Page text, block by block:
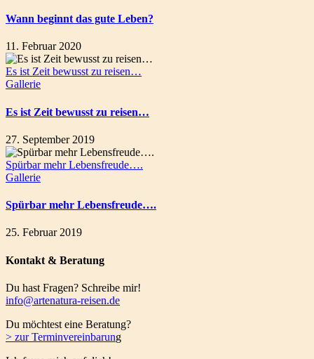
Wann beginnt das gute Leben?
11. Februar 2020
Es ist Zeit bewusst zu reisen…
Gallerie
Es ist Zeit bewusst zu reisen…
27. September 2019
Spürbar mehr Lebensfreude….
Gallerie
Spürbar mehr Lebensfreude….
25. Februar 2019
Kontakt & Beratung
Du hast Fragen? Schreibe mir!
info@artenatura-reisen.de
Du möchtest eine Beratung?
> zur Terminvereinbarung